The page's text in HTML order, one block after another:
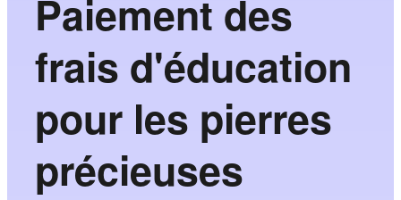
Paiement des
frais d'éducation
pour les pierres
précieuses